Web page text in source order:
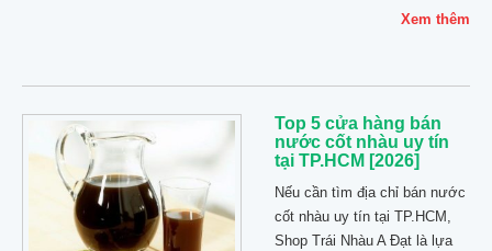
Xem thêm
Top 5 cửa hàng bán
nước cốt nhàu uy tín
tại TP.HCM [2026]
Nếu cần tìm địa chỉ bán nước
cốt nhàu uy tín tại TP.HCM,
Shop Trái Nhàu A Đạt là lựa